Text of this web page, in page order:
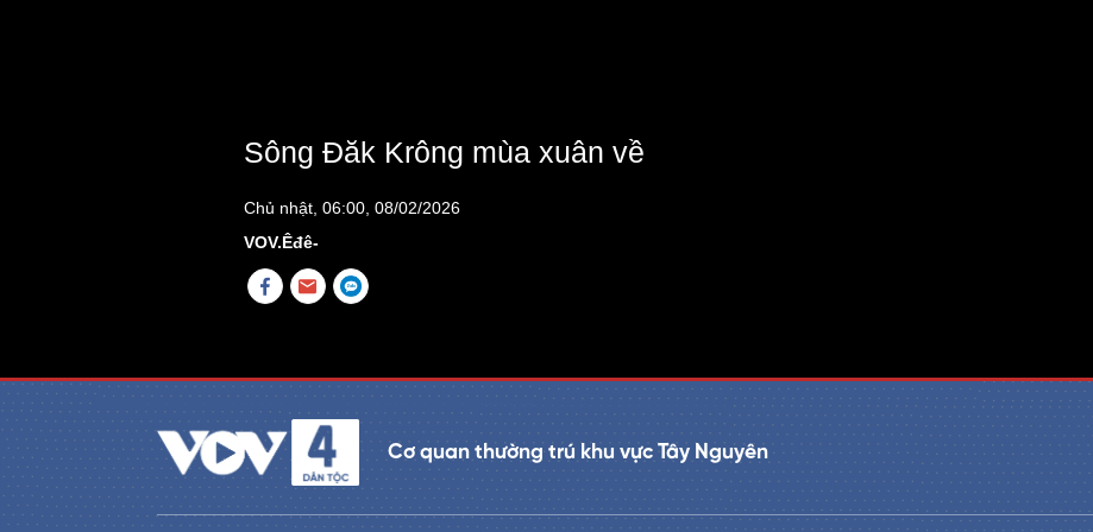
Sông Đăk Krông mùa xuân về
Chủ nhật, 06:00, 08/02/2026
VOV.Êđê-
Cơ quan thường trú khu vực Tây Nguyên